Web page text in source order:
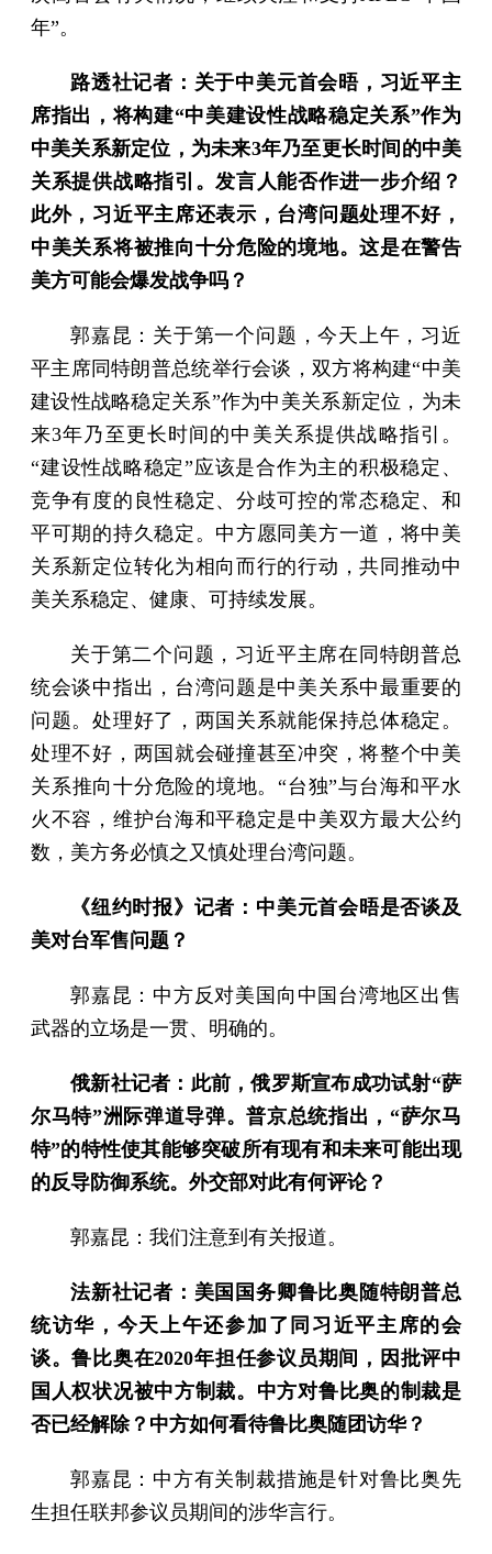
年”。
路透社记者：关于中美元首会晤，习近平主
席指出，将构建“中美建设性战略稳定关系”作为
中美关系新定位，为未来3年乃至更长时间的中美
关系提供战略指引。发言人能否作进一步介绍？
此外，习近平主席还表示，台湾问题处理不好，
中美关系将被推向十分危险的境地。这是在警告
美方可能会爆发战争吗？
郭嘉昆：关于第一个问题，今天上午，习近
平主席同特朗普总统举行会谈，双方将构建“中美
建设性战略稳定关系”作为中美关系新定位，为未
来3年乃至更长时间的中美关系提供战略指引。
“建设性战略稳定”应该是合作为主的积极稳定、
竞争有度的良性稳定、分歧可控的常态稳定、和
平可期的持久稳定。中方愿同美方一道，将中美
关系新定位转化为相向而行的行动，共同推动中
美关系稳定、健康、可持续发展。
关于第二个问题，习近平主席在同特朗普总
统会谈中指出，台湾问题是中美关系中最重要的
问题。处理好了，两国关系就能保持总体稳定。
处理不好，两国就会碰撞甚至冲突，将整个中美
关系推向十分危险的境地。“台独”与台海和平水
火不容，维护台海和平稳定是中美双方最大公约
数，美方务必慎之又慎处理台湾问题。
《纽约时报》记者：中美元首会晤是否谈及
美对台军售问题？
郭嘉昆：中方反对美国向中国台湾地区出售
武器的立场是一贯、明确的。
俄新社记者：此前，俄罗斯宣布成功试射“萨
尔马特”洲际弹道导弹。普京总统指出，“萨尔马
特”的特性使其能够突破所有现有和未来可能出现
的反导防御系统。外交部对此有何评论？
郭嘉昆：我们注意到有关报道。
法新社记者：美国国务卿鲁比奥随特朗普总
统访华，今天上午还参加了同习近平主席的会
谈。鲁比奥在2020年担任参议员期间，因批评中
国人权状况被中方制裁。中方对鲁比奥的制裁是
否已经解除？中方如何看待鲁比奥随团访华？
郭嘉昆：中方有关制裁措施是针对鲁比奥先
生担任联邦参议员期间的涉华言行。